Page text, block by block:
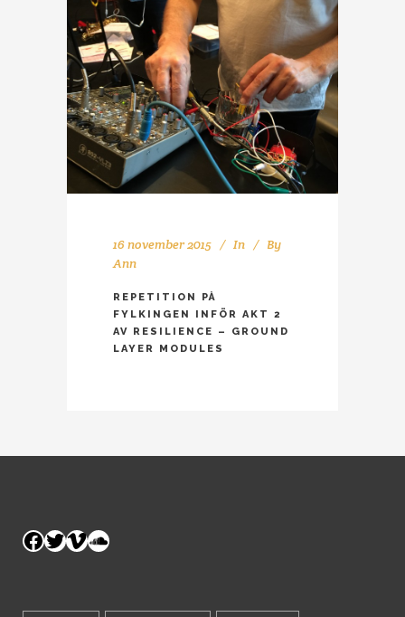
16 november 2015 In
By
Ann
REPETITION PÅ
FYLKINGEN INFÖR AKT 2
AV RESILIENCE – GROUND
LAYER MODULES
Facebook
Twitter
Vimeo
SoundCloud